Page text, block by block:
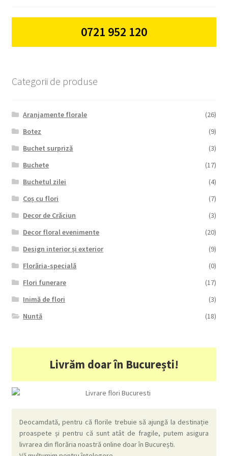
0721 952 120
Categorii de produse
Aranjamente florale
(26)
Botez
(9)
Buchet surpriză
(3)
Buchete
(17)
Buchetul zilei
(4)
Coș cu flori
(7)
Decor de Crăciun
(3)
Decor floral evenimente
(20)
Design interior și exterior
(9)
Florăria-specială
(0)
Flori funerare
(17)
Inimă de flori
(3)
Nuntă
(18)
Livrăm doar în București!
Deocamdată, pentru că florile trebuie să ajungă la destinație
proaspete și pentru că sunt atât de fragile, putem asigura
livrarea din florăria noastră online doar în București.